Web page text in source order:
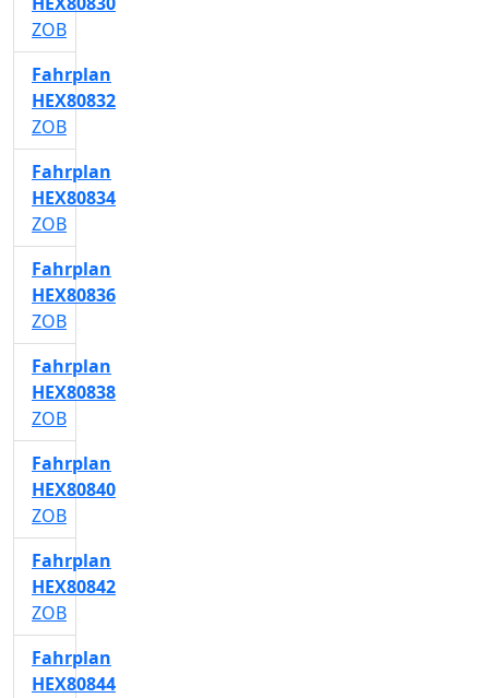
ZOB
Fahrplan
HEX80832
ZOB
Fahrplan
HEX80834
ZOB
Fahrplan
HEX80836
ZOB
Fahrplan
HEX80838
ZOB
Fahrplan
HEX80840
ZOB
Fahrplan
HEX80842
ZOB
Fahrplan
HEX80844